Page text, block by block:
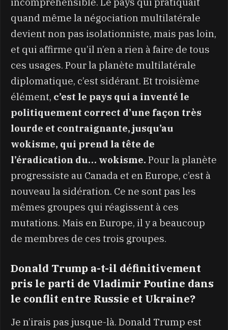
quand même la négociation multilatérale
devient non pas isolationniste, mais pas loin,
et qui affirme qu’il n’en a rien à faire de tous
ces usages. Pour la planète multilatérale
diplomatique, c’est sidérant. Et troisième
élément, c’est le pays qui a inventé le
politiquement correct d’une façon très
lourde et contraignante, jusqu’au
wokisme, qui prend la tête de
l’éradication du… wokisme. Pour la planète
progressiste au Canada et en Europe, c’est à
nouveau la sidération. Ce ne sont pas les
mêmes groupes qui réagissent à ces
mutations. Mais en Europe, il y a beaucoup
de membres de ces trois groupes.
Donald Trump a-t-il définitivement
pris le parti de Vladimir Poutine dans
le conflit entre Russie et Ukraine?
Je n’irais pas jusque-là. Donald Trump est